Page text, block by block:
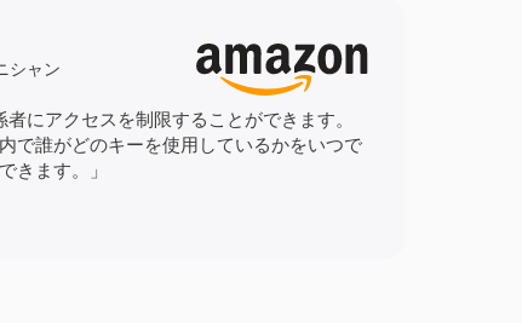
シャン
者にアクセスを制限することができます。
で誰がどのキーを使用しているかをいつで
きます。」